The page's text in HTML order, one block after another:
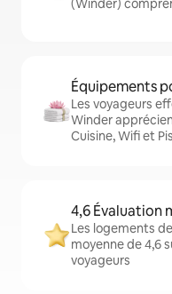
(Winder)
Équipements
Les voyageurs
Winder
Cuisine, Wifi et
4,6 Évaluation
Les logements
moyenne de 4,6
voyageurs